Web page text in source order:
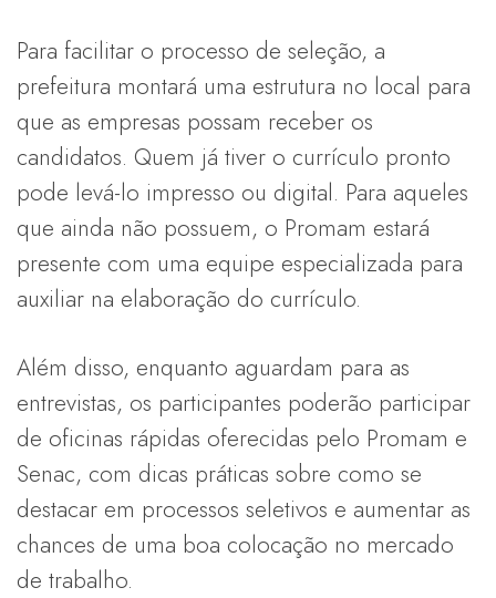
Para facilitar o processo de seleção, a
prefeitura montará uma estrutura no local para
que as empresas possam receber os
candidatos. Quem já tiver o currículo pronto
pode levá-lo impresso ou digital. Para aqueles
que ainda não possuem, o Promam estará
presente com uma equipe especializada para
auxiliar na elaboração do currículo.
Além disso, enquanto aguardam para as
entrevistas, os participantes poderão participar
de oficinas rápidas oferecidas pelo Promam e
Senac, com dicas práticas sobre como se
destacar em processos seletivos e aumentar as
chances de uma boa colocação no mercado
de trabalho.